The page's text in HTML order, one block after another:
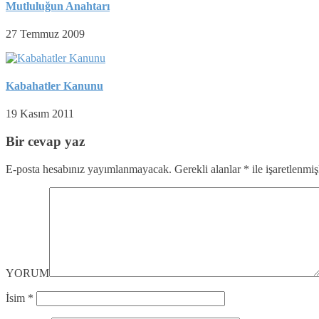
Mutluluğun Anahtarı
27 Temmuz 2009
Kabahatler Kanunu
19 Kasım 2011
Bir cevap yaz
E-posta hesabınız yayımlanmayacak. Gerekli alanlar * ile
YORUM
İsim *